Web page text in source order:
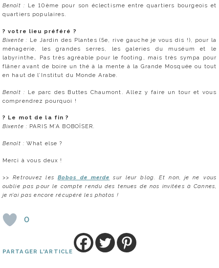
Benoît : Le 10ème pour son éclectisme entre quartiers bourgeois et
quartiers populaires.
? votre lieu préféré ?
Bixente : Le Jardin des Plantes (5e, rive gauche je vous dis !), pour la
ménagerie, les grandes serres, les galeries du muséum et le
labyrinthe… Pas très agréable pour le footing, mais très sympa pour
flâner avant de boire un thé à la mente à la Grande Mosquée ou tout
en haut de l’Institut du Monde Arabe.
Benoît : Le parc des Buttes Chaumont. Allez y faire un tour et vous
comprendrez pourquoi !
? Le mot de la fin ?
Bixente : PARIS M’A BOBOÏSER.
Benoît :What else ?
Merci à vous deux !
>> Retrouvez les Bobos de merde sur leur blog. Et non, je ne vous
oublie pas pour le compte rendu des tenues de nos invitées à Cannes,
je n’ai pas encore récupéré les photos !
0
PARTAGER L'ARTICLE